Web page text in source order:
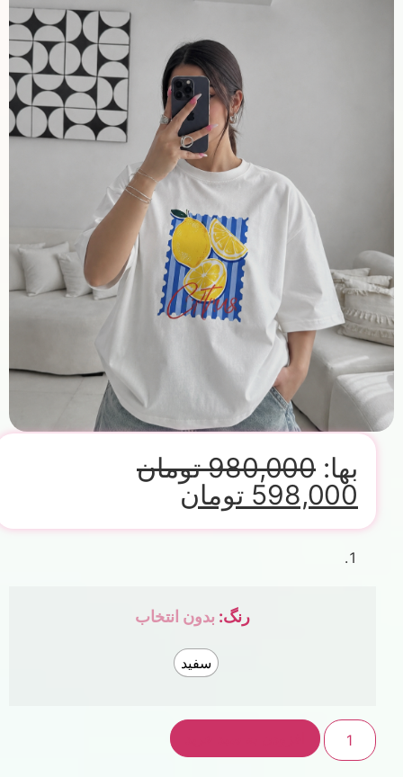
بها: 980,000 تومان
598,000 تومان
رنگ: بدون انتخاب
سفید